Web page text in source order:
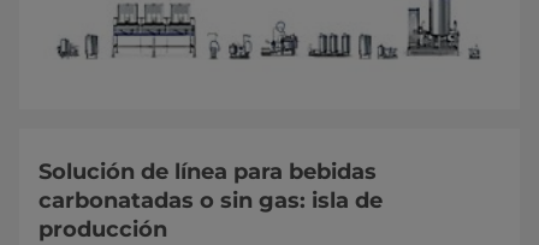
Solución de línea para bebidas
carbonatadas o sin gas: isla de
producción